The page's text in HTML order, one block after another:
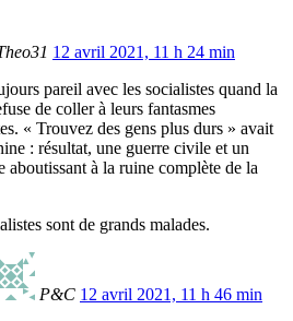
12 avril 2021, 11 h 24 min
pareil avec les socialistes quand la
de coller à leurs fantasmes
« Trouvez des gens plus durs » avait
: résultat, une guerre civile et un
aboutissant à la ruine complète de la
sont de grands malades.
P&C 12 avril 2021, 11 h 46 min